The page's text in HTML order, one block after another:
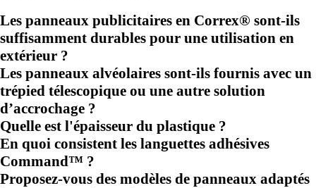
Les panneaux publicitaires en Correx® sont-ils
suffisamment durables pour une utilisation en
extérieur ?
Les panneaux alvéolaires sont-ils fournis avec un
trépied télescopique ou une autre solution
d’accrochage ?
Quelle est l'épaisseur du plastique ?
En quoi consistent les languettes adhésives
Command™ ?
Proposez-vous des modèles de panneaux adaptés